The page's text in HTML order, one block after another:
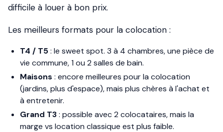
difficile à louer à bon prix.
Les meilleurs formats pour la colocation :
T4 / T5: le sweet spot. 3 à 4 chambres, une pièce de
vie commune, 1 ou 2 salles de bain.
Maisons : encore meilleures pour la colocation
(jardins, plus d'espace), mais plus chères à l'achat et
à entretenir.
Grand T3: possible avec 2 colocataires, mais la
marge vs location classique est plus faible.